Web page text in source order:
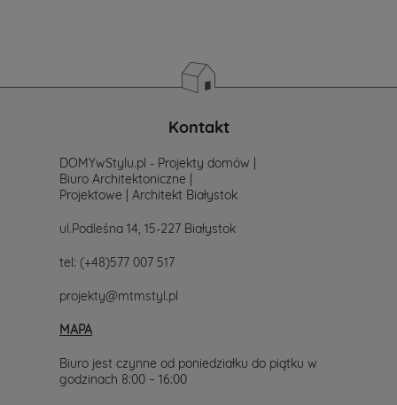
Kontakt
DOMYwStylu.pl - Projekty domów |
Biuro Architektoniczne |
Projektowe | Architekt Białystok
ul.Podleśna 14, 15-227 Białystok
tel: (+48)577 007 517
projekty@mtmstyl.pl
MAPA
Biuro jest czynne od poniedziałku do piątku w
godzinach 8:00 – 16:00